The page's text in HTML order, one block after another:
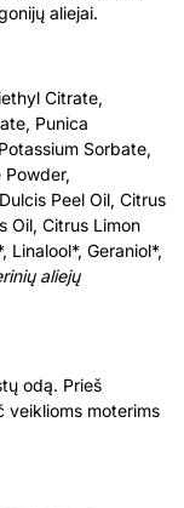
aliejai.
Citrate,
Punica
Sorbate,
Powder,
Peel Oil, Citrus
Oil, Citrus Limon
Linalool*, Geraniol*,
aliejų
odą. Prieš
veiklioms moterims